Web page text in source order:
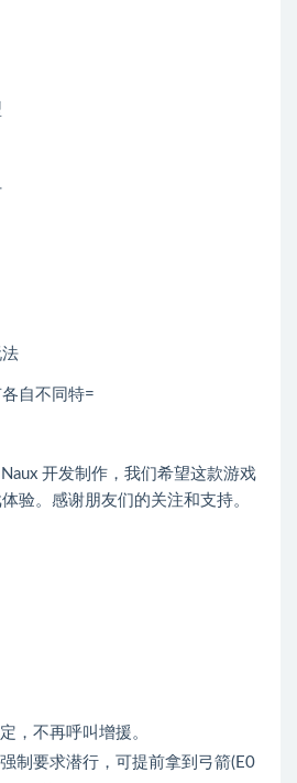
自不同特=
开发制作，我们希望这款游戏
验。感谢朋友们的关注和支持。
，不再呼叫增援。
制要求潜行，可提前拿到弓箭(E0